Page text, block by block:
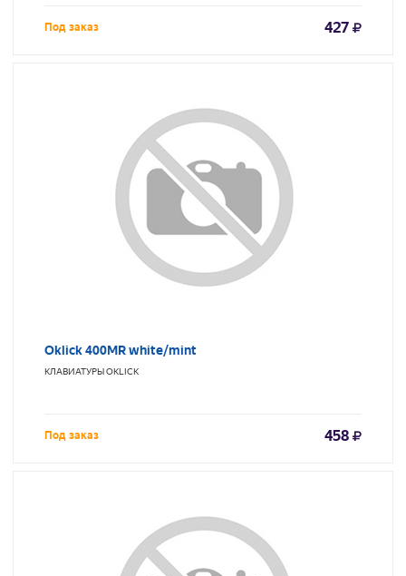
Под заказ 427
Oklick 400MR white/mint
КЛАВИАТУРЫOKLICK
Под заказ 458